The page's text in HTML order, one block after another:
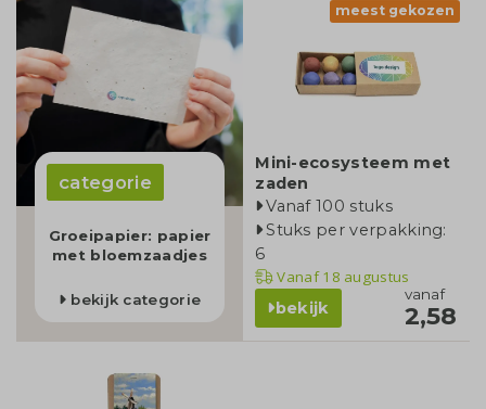
categorie
Groeipapier: papier
met bloemzaadjes
bekijk categorie
meest gekozen
Mini-ecosysteem met
zaden
Vanaf 100 stuks
Stuks per verpakking:
6
Vanaf18 augustus
bekijk
vanaf
2,58